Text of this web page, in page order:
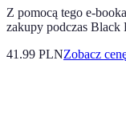
Z pomocą tego e-
zakupy podczas Black
41.99 PLNZobacz